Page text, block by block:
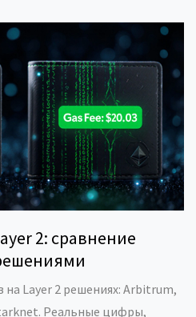
2: сравнение
на Layer 2 решениях: Arbitrum,
Реальные цифры,